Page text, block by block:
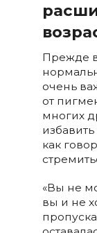
Прежде
очень
от
многих
как
«Вы не
вы и не